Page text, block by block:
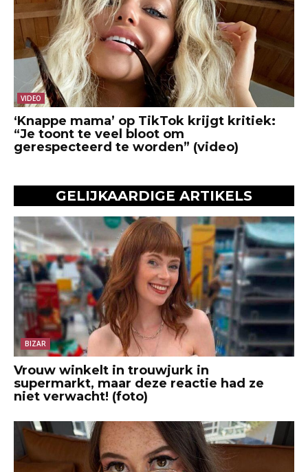
VIDEO
‘Knappe mama’ op TikTok krijgt kritiek:
“Je toont te veel bloot om
gerespecteerd te worden” (video)
GELIJKAARDIGE ARTIKELS
BIZAR
Vrouw winkelt in trouwjurk in
supermarkt, maar deze reactie had ze
niet verwacht! (foto)